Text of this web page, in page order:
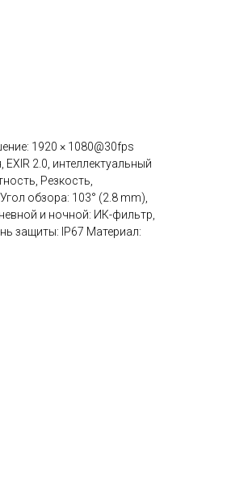
1920 × 1080@30fps
2.0, интеллектуальный
Резкость,
обзора: 103° (2.8 mm),
и ночной: ИК-фильтр,
защиты: IP67 Материал: